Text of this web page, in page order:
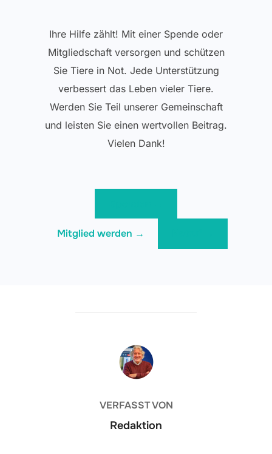
Ihre Hilfe zählt! Mit einer Spende oder
Mitgliedschaft versorgen und schützen
Sie Tiere in Not. Jede Unterstützung
verbessert das Leben vieler Tiere.
Werden Sie Teil unserer Gemeinschaft
und leisten Sie einen wertvollen Beitrag.
Vielen Dank!
Mitglied werden →
BEITRAGSAUTOR
VERFASST VON
Redaktion